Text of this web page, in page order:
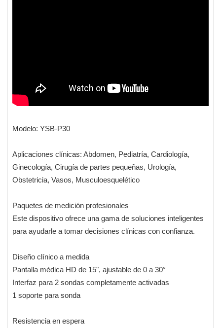
Modelo: YSB-P30
Aplicaciones clínicas: Abdomen, Pediatría, Cardiología,
Ginecología, Cirugía de partes pequeñas, Urología,
Obstetricia, Vasos, Musculoesquelético
Paquetes de medición profesionales
Este dispositivo ofrece una gama de soluciones inteligentes
para ayudarle a tomar decisiones clínicas con confianza.
Diseño clínico a medida
Pantalla médica HD de 15", ajustable de 0 a 30°
Interfaz para 2 sondas completamente activadas
1 soporte para sonda
Resistencia en espera